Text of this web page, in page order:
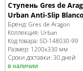
Ступень Gres de
Urban Anti-Slip
Бренд: Gres de Aragon
Коллекция: Urban
Код товара: SD-148030-99
Размер: 1200x330 мм
Сроки доставки: 30 дней
в наличии